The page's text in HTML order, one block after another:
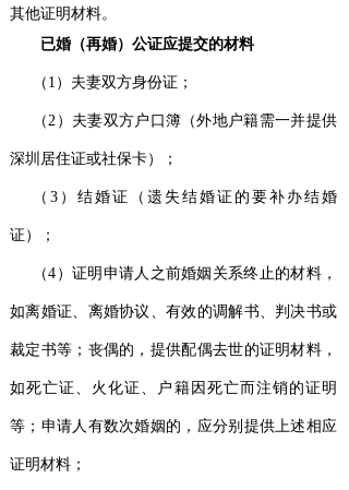
其他证明材料。
已婚（再婚）公证应提交的材料
（1）夫妻双方身份证；
（2）夫妻双方户口簿 （外地户籍需一并提供
深圳居住证或社保卡） ；
（3）结婚证（遗失结婚证的要补办结婚
证）；
（4）证明申请人之前婚姻关系终止的材料，
如离婚证、离婚协议、有效的调解书、判决书或
裁定书等；丧偶的，提供配偶去世的证明材料，
如死亡证、火化证、户籍因死亡而注销的证明
等；申请人有数次婚姻的，应分别提供上述相应
证明材料；